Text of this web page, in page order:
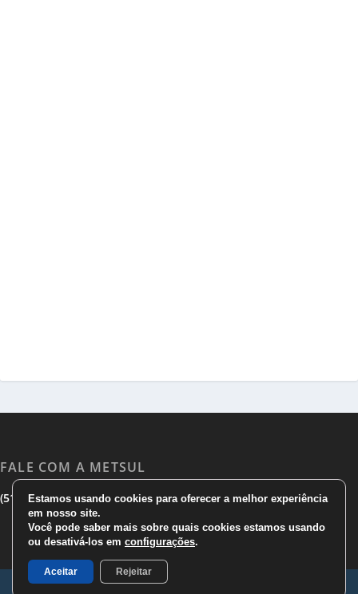
FALE COM A METSUL
(51) 3533 1983|(51)3785 7752|comercial@metsul.com
Estamos usando cookies para oferecer a melhor experiência
em nosso site.
Você pode saber mais sobre quais cookies estamos usando
ou desativá-los em configurações.
Aceitar Rejeitar